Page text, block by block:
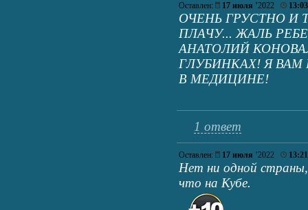
Оставлен: 17 июля ’2022 13:03
ОЧЕНЬ ГРУСТНО И
ПЛАЧУ... ЖАЛЬ
АНАТОЛИЙ
ГЛУБИНКАХ! Я
В МЕДИЦИНЕ!
1 ответ
Оставлен: 17 июля ’2022 13:21
Нет ни одной страны,
что на Кубе.